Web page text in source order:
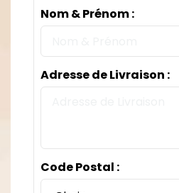
Nom & Prénom :
Adresse de Livraison :
Code Postal :